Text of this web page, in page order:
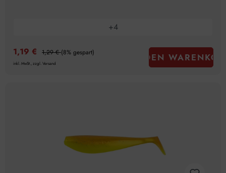
+4
1,19 € 1,29 €(8% gespart)
inkl. MwSt., zzgl. Versand IN DEN